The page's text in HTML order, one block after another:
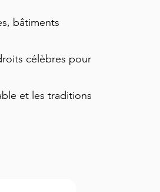
bâtiments
célèbres pour
et les traditions